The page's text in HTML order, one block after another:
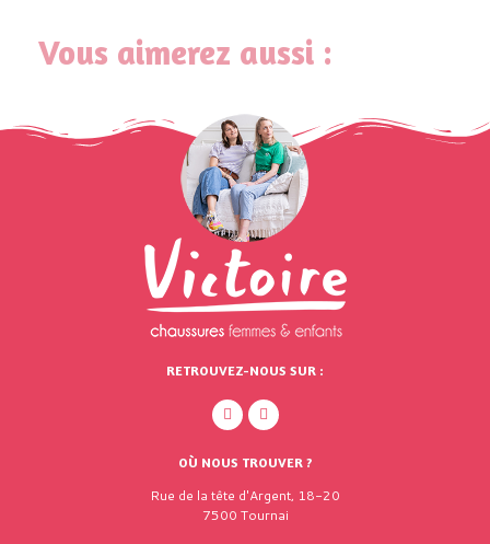
Vous aimerez aussi :
RETROUVEZ-NOUS SUR :
OÙ NOUS TROUVER ?
Rue de la tête d'Argent, 18-20
7500 Tournai